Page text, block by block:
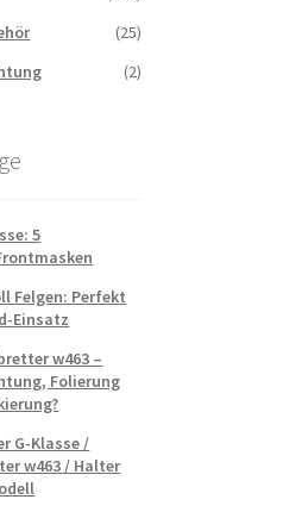
(25)
(2)
5
Felgen: Perfekt
Einsatz
w463 –
Folierung
G-Klasse /
w463 / Halter